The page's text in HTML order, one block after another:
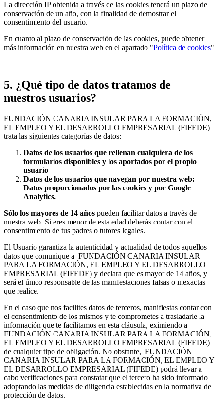
La dirección IP obtenida a través de las cookies tendrá un plazo de
conservación de un año, con la finalidad de demostrar el
consentimiento del usuario.
En cuanto al plazo de conservación de las cookies, puede obtener
más información en nuestra web en el apartado "Política de cookies"
5. ¿Qué tipo de datos tratamos de
nuestros usuarios?
FUNDACIÓN CANARIA INSULAR PARA LA FORMACIÓN,
EL EMPLEO Y EL DESARROLLO EMPRESARIAL (FIFEDE)
trata las siguientes categorías de datos:
Datos de los usuarios que rellenan cualquiera de los
formularios disponibles y los aportados por el propio
usuario
Datos de los usuarios que navegan por nuestra web:
Datos proporcionados por las cookies y por Google
Analytics.
Sólo los mayores de 14 años pueden facilitar datos a través de
nuestra web. Si eres menor de esta edad deberás contar con el
consentimiento de tus padres o tutores legales.
El Usuario garantiza la autenticidad y actualidad de todos aquellos
datos que comunique a FUNDACIÓN CANARIA INSULAR
PARA LA FORMACIÓN, EL EMPLEO Y EL DESARROLLO
EMPRESARIAL (FIFEDE) y declara que es mayor de 14 años, y
será el único responsable de las manifestaciones falsas o inexactas
que realice.
En el caso que nos facilites datos de terceros, manifiestas contar con
el consentimiento de los mismos y te comprometes a trasladarle la
información que te facilitamos en esta cláusula, eximiendo a
FUNDACIÓN CANARIA INSULAR PARA LA FORMACIÓN,
EL EMPLEO Y EL DESARROLLO EMPRESARIAL (FIFEDE)
de cualquier tipo de obligación. No obstante, FUNDACIÓN
CANARIA INSULAR PARA LA FORMACIÓN, EL EMPLEO Y
EL DESARROLLO EMPRESARIAL (FIFEDE) podrá llevar a
cabo verificaciones para constatar que el tercero ha sido informado
adoptando las medidas de diligencia establecidas en la normativa de
protección de datos.